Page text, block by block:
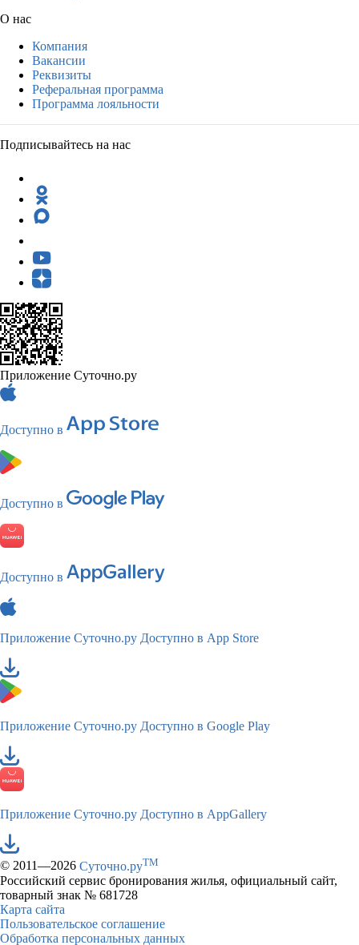
О нас
Компания
Вакансии
Реквизиты
Реферальная программа
Программа лояльности
Подписывайтесь на нас
Приложение Суточно.ру
Доступно в
Доступно в
Доступно в
Приложение Суточно.ру Доступно в App Store
Приложение Суточно.ру Доступно в Google Play
Приложение Суточно.ру Доступно в AppGallery
© 2011—2026 Суточно.руTM
Российский сервис бронирования жилья, официальный сайт,
товарный знак № 681728
Карта сайта
Пользовательское соглашение
Обработка персональных данных